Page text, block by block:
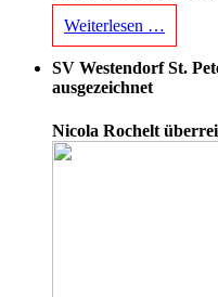
Weiterlesen …
SV Westendorf St.
ausgezeichnet
Nicola Rochelt